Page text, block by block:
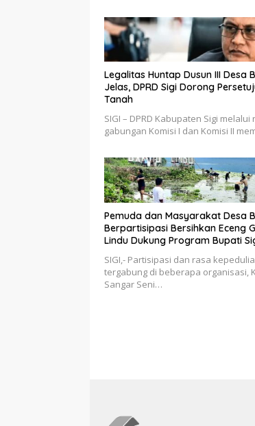
Legalitas Huntap Dusun III Desa
Jelas, DPRD Sigi Dorong
Tanah
SIGI – DPRD Kabupaten Sigi
gabungan Komisi I dan Komisi II
Pemuda dan Masyarakat Desa
Berpartisipasi Bersihkan Eceng
Lindu Dukung Program Bupati
SIGI,- Partisipasi dan rasa
tergabung di beberapa organisasi,
Sangar Seni…